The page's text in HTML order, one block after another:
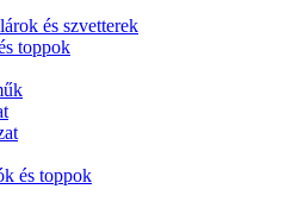
és szvetterek
toppok
és toppok